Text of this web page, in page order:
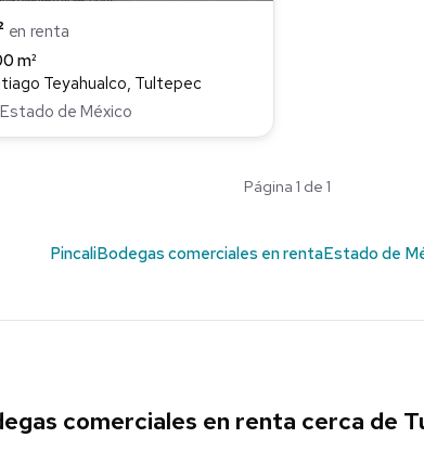
en renta
m²
Teyahualco, Tultepec
de México
Página 1 de 1
PincaliBodegas comerciales en rentaEstado de
comerciales en renta cerca de